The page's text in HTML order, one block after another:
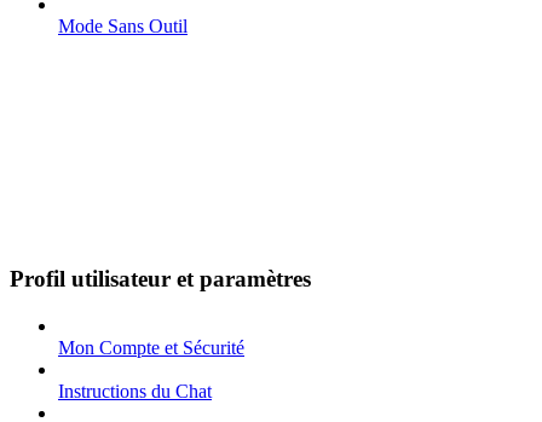
Mode Sans Outil
Profil utilisateur et paramètres
Mon Compte et Sécurité
Instructions du Chat